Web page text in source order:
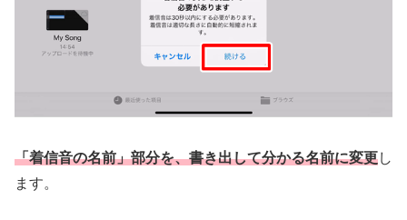
「着信音の名前」部分を、書き出して分かる名前に変更し
ます。